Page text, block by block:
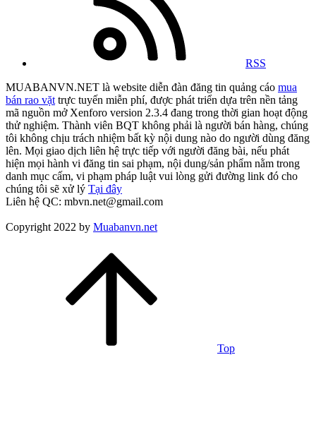
RSS
MUABANVN.NET là website diễn đàn đăng tin quảng cáo mua
bán rao vặt trực tuyến miễn phí, được phát triển dựa trên nền tảng
mã nguồn mở Xenforo version 2.3.4 đang trong thời gian hoạt động
thử nghiệm. Thành viên BQT không phải là người bán hàng, chúng
tôi không chịu trách nhiệm bất kỳ nội dung nào do người dùng đăng
lên. Mọi giao dịch liên hệ trực tiếp với người đăng bài, nếu phát
hiện mọi hành vi đăng tin sai phạm, nội dung/sản phẩm nằm trong
danh mục cấm, vi phạm pháp luật vui lòng gửi đường link đó cho
chúng tôi sẽ xử lý Tại đây
Liên hệ QC: mbvn.net@gmail.com
Copyright 2022 by Muabanvn.net
Top